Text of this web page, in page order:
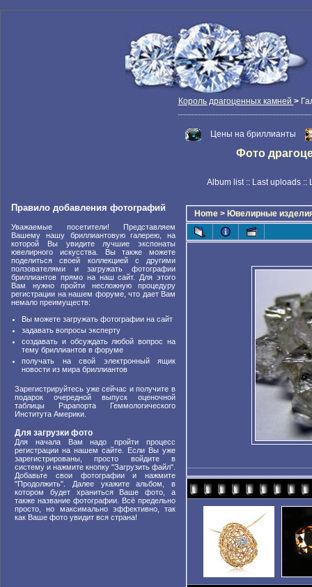
Король драгоценных камней >
Цены на бриллианты
Фото
Album list:: Last uploads ::
Правило добавления фотографий
Уважаемые посетители! Представляем
Вашему нашу бриллиантовую галерею, на
которой Вы увидите лучшие экспонаты
ювелирного искусства. Вы также можете
поделиться своей коллекцией с другими
ползователями и загружать фотографии
бриллиантов прямо на наш сайт. Для этого
Вам нужно пройти несложную процедуру
регистрации на нашем форуме, что дает Вам
немало преимуществ:
Вы можете загружать фотографии на сайт
задавать вопросы эксперту
создавать и обсуждать любой вопрос на
тему бриллиантов в форуме
получать на свой электронный ящик
новости из мира бриллиантов
Зарегистрируйтесь уже сейчас и получите в
подарок очередной выпуск оценочной
таблицы Рарапорта Геммологического
Института Америки.
Для загрузки фото
Для начала Вам надо пройти процесс
регистрации на нашем сайте. Если Вы уже
зарегистрированы, просто войдите в
систему и нажмите кнопку "Загрузить файл".
Добавьте свои фотографии и нажмите
"Продолжить". Далее укажите альбом, в
котором будет храниться Ваше фото, а
также название фотографии. Всё предельно
просто, но максимально эффективно, так
как Ваше фото увидит вся страна!
Home > Ювелирные